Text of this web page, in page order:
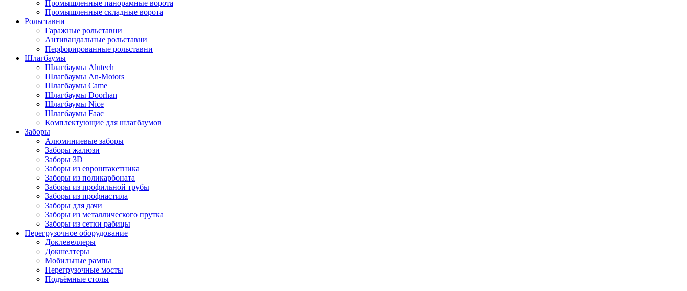
Промышленные панорамные ворота
Промышленные складные ворота
Рольставни
Гаражные рольставни
Антивандальные рольставни
Перфорированные рольставни
Шлагбаумы
Шлагбаумы Alutech
Шлагбаумы An-Motors
Шлагбаумы Came
Шлагбаумы Doorhan
Шлагбаумы Nice
Шлагбаумы Faac
Комплектующие для шлагбаумов
Заборы
Алюминиевые заборы
Заборы жалюзи
Заборы 3D
Заборы из евроштакетника
Заборы из поликарбоната
Заборы из профильной трубы
Заборы из профнастила
Заборы для дачи
Заборы из металлического прутка
Заборы из сетки рабицы
Перегрузочное оборудование
Доклевеллеры
Докшелтеры
Мобильные рампы
Перегрузочные мосты
Подъёмные столы